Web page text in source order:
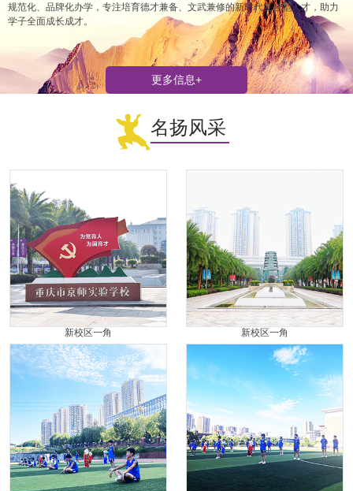
规范化、品牌化办学，专注培育德才兼备、文武兼修的新时代复合型人才，助力
学子全面成长成才。
更多信息+
名扬风采
新校区一角 新校区一角